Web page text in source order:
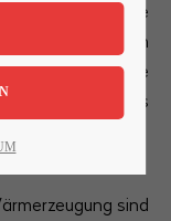
vorhandene
In vielen
noch ältere
Das
Umwelt.
sind